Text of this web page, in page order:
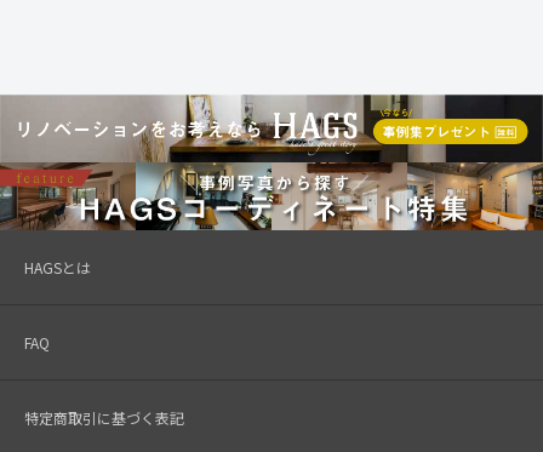
HAGSとは
FAQ
特定商取引に基づく表記